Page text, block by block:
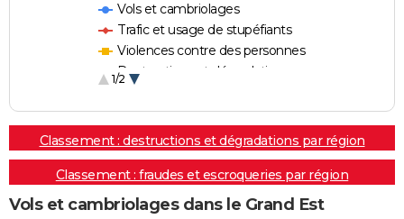
Vols et cambriolages
Trafic et usage de stupéfiants
Violences contre des personnes
Destructions et dégradations
1/2
Classement : destructions et dégradations par région
Classement : fraudes et escroqueries par région
Vols et cambriolages dans le Grand Est